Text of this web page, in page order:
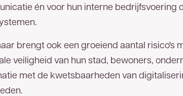
én voor hun interne bedrijfsvoering
brengt ook een groeiend aantal risico's
veiligheid van hun stad, bewoners,
met de kwetsbaarheden van
van
beschikbaar. Vul
contact met u op. U